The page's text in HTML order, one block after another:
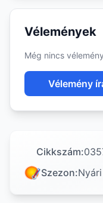
Vélemények
Még nincs
Vélemény
Cikkszám:
Szezon:Nyári